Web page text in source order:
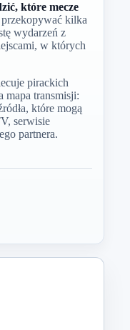
które mecze
przekopywać kilka
wydarzeń z
w których
pirackich
mapa transmisji:
które mogą
serwisie
partnera.